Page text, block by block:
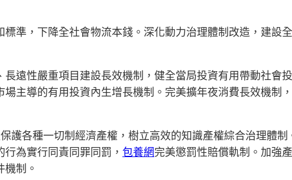
準，下降全社會物流本錢。深化動力治理體制改造，建設
遠性嚴重項目建設長效機制，健全當局投資有用帶動社會
主導的有用投資內生增長機制。完美擴年夜消費長效機制
護各種一切制經濟產權，樹立高效的知識產權綜合治理體
為實行同責同罪同罰， 包養網完美懲罰性賠償軌制。加強
制。